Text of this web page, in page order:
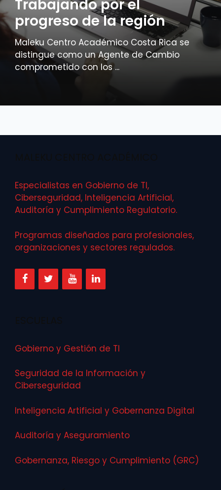
Trabajando por el
progreso de la región
Maleku Centro Académico Costa Rica se
distingue como un Agente de Cambio
comprometido con los ...
Especialistas en Gobierno de TI,
Ciberseguridad, Inteligencia Artificial,
Auditoría y Cumplimiento Regulatorio.
Programas diseñados para profesionales,
organizaciones y sectores regulados.
Gobierno y Gestión de TI
Seguridad de la Información y
Ciberseguridad
Inteligencia Artificial y Gobernanza Digital
Auditoría y Aseguramiento
Gobernanza, Riesgo y Cumplimiento (GRC)